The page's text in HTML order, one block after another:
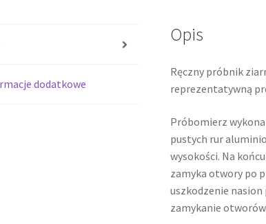
dodatkowe
Opis
Ręczny próbnik
reprezentatywną
Próbomierz
pustych rur
wysokości. Na
zamyka otwory po
uszkodzenie
zamykanie